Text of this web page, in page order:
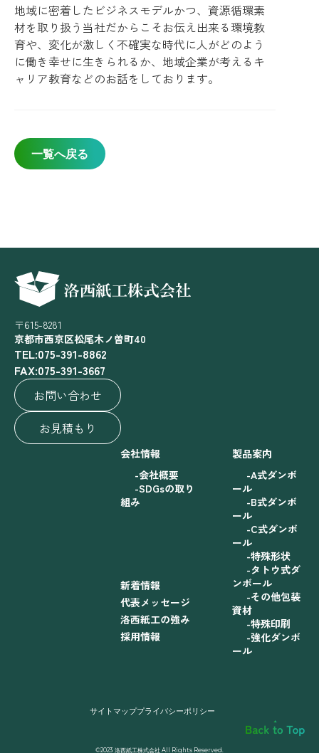
地域に密着したビジネスモデルかつ、資源循環素
材を取り扱う当社だからこそお伝え出来る環境教
育や、変化が激しく不確実な時代に人がどのよう
に働き幸せに生きられるか、地域企業が考えるキ
ャリア教育などのお話をしております。
一覧へ戻る
〒615-8281
京都市西京区松尾木ノ曽町40
TEL:075-391-8862
FAX:075-391-3667
会社情報
会社概要
SDGsの取り
組み
製品案内
A式ダンボ
ール
B式ダンボ
ール
C式ダンボ
ール
特殊形状
タトウ式ダ
ンボール
その他包装
資材
特殊印刷
強化ダンボ
ール
新着情報
代表メッセージ
洛西紙工の強み
採用情報
お問い合わせ
お見積もり
サイトマッププライバシーポリシー
©2023 洛西紙工株式会社 All Rights Reserved.